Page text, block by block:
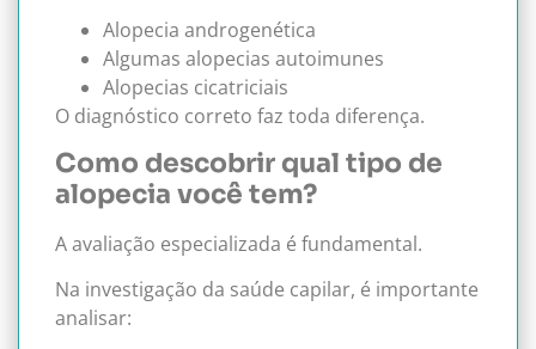
Alopecia androgenética
Algumas alopecias autoimunes
Alopecias cicatriciais
O diagnóstico correto faz toda diferença.
Como descobrir qual tipo de
alopecia você tem?
A avaliação especializada é fundamental.
Na investigação da saúde capilar, é importante
analisar: